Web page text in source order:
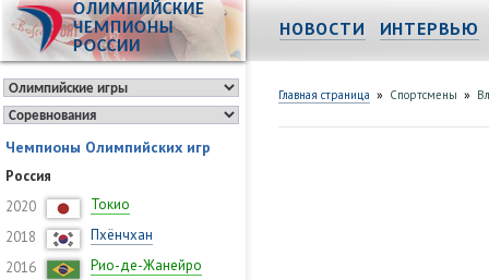
ОЛИМПИЙСКИЕ
ЧЕМПИОНЫ
РОССИИ
НОВОСТИ ИНТЕРВЬЮ
Чемпионы Олимпийских игр
Россия
2020
Токио
2018
Пхёнчхан
2016
Рио-де-Жанейро
Главная страница » Спортсмены »